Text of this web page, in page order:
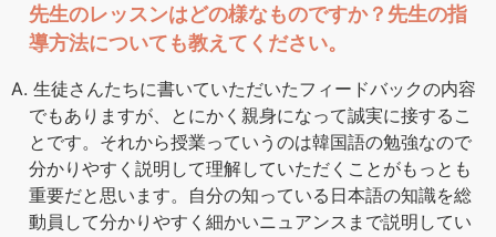
先生のレッスンはどの様なものですか？先生の指
導方法についても教えてください。
A. 生徒さんたちに書いていただいたフィードバックの内容
でもありますが、とにかく親身になって誠実に接するこ
とです。それから授業っていうのは韓国語の勉強なので
分かりやすく説明して理解していただくことがもっとも
重要だと思います。自分の知っている日本語の知識を総
動員して分かりやすく細かいニュアンスまで説明してい